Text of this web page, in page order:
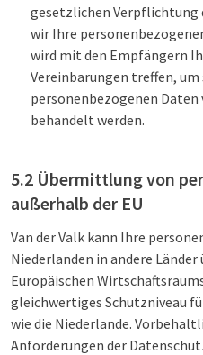
gesetzlichen Verpflichtung
wir Ihre
wird mit den Empfängern
Vereinbarungen treffen,
personenbezogenen
behandelt werden.
5.2 Übermittlung von
außerhalb der EU
Van der Valk kann Ihre
Niederlanden in andere
Europäischen
gleichwertiges Schutzniveau
wie die Niederlande.
Anforderungen der